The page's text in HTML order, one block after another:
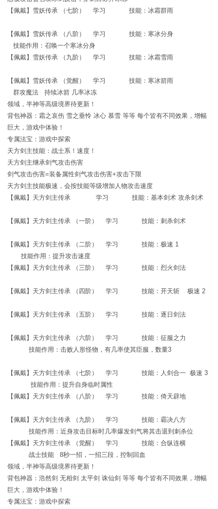
【佩戴】雪妖传承 （七阶） 学习 技能：冰霜群雨
【佩戴】雪妖传承 （八阶） 学习 技能：寒冰分身
技能作用：召唤一个寒冰分身
【佩戴】雪妖传承 （九阶） 学习 技能：冰霜雪雨
【佩戴】雪妖传承 （觉醒） 学习 技能：寒冰箭雨
群攻魔法 持续冰箭 几率冰冻
领域，半神等高级境界待更新！
背包神器：霜之哀伤 雪之垂怜 冰心 慕雪 等等 每个皆有不同效果，增幅
巨大，游戏中体验！
专属法宝：游戏中探索
天方剑主技能：战士系！速度！
天方剑主继承剑气攻击伤害
剑气攻击伤害=装备属性剑气攻击伤害+攻击下限
天方剑主技能极速，会按技能等级增加人物攻击速度
【佩戴】天方剑主传承 学习 技能：基本剑术 攻杀剑术
【佩戴】天方剑主传承 （一阶） 学习 技能：刺杀剑术
【佩戴】天方剑主传承 （二阶） 学习 技能：极速 1
技能作用：提升攻击速度
【佩戴】天方剑主传承 （三阶） 学习 技能：烈火剑法
【佩戴】天方剑主传承 （四阶） 学习 技能：开天斩 极速 2
【佩戴】天方剑主传承 （五阶） 学习 技能：逐日剑法
【佩戴】天方剑主传承 （六阶） 学习 技能：征服之力
技能作用：击败人形怪物，有几率使其臣服，数量3
【佩戴】天方剑主传承 （七阶） 学习 技能：人剑合一 极速 3
技能作用：提升自身临时属性
【佩戴】天方剑主传承 （八阶） 学习 技能：倚天辟地
【佩戴】天方剑主传承 （九阶） 学习 技能：霸决八方
技能作用：近身攻击目标时几率爆发剑气将其击退到刺杀位
【佩戴】天方剑主传承 （觉醒） 学习 技能：合纵连横
战士技能 8秒一招，一招三段，控制回血
领域，半神等高级境界待更新！
背包神器：浩然剑 无相剑 太平剑 诛仙剑 等等 每个皆有不同效果，增幅
巨大，游戏中体验！
专属法宝：游戏中探索